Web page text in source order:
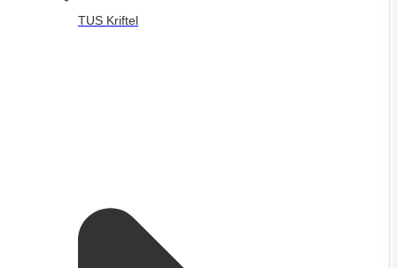
TUS Kriftel